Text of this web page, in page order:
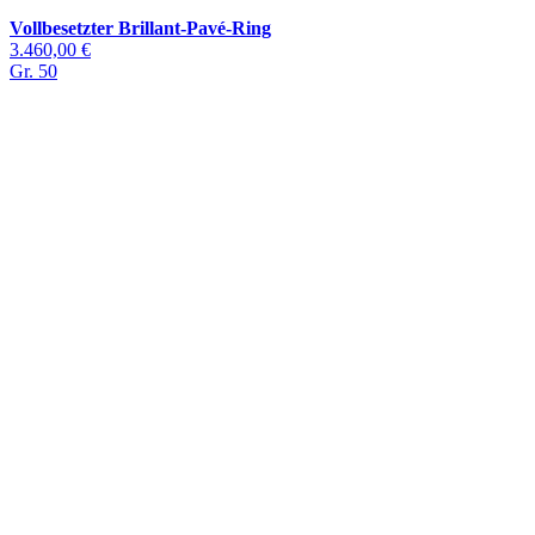
Vollbesetzter Brillant-Pavé-Ring
3.460,00 €
Gr. 50